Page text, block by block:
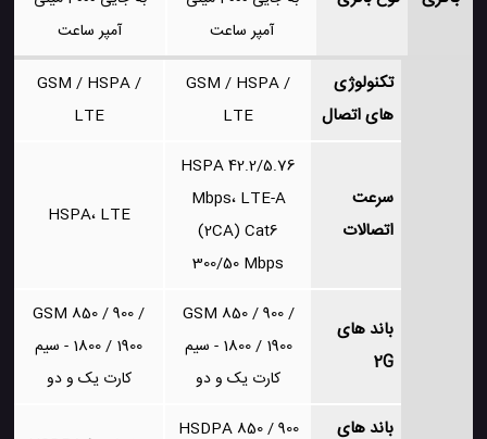
آمپر ساعت
آمپر ساعت
تکنولوژی
های اتصال
GSM / HSPA /
LTE
GSM / HSPA /
LTE
سرعت
اتصالات
HSPA 42.2/5.76
Mbps، LTE-A
(2CA) Cat6
300/50 Mbps
HSPA، LTE
باند های
2G
GSM 850 / 900 /
1800 / 1900 - سیم
کارت یک و دو
GSM 850 / 900 /
1800 / 1900 - سیم
کارت یک و دو
باند های
HSDPA 850 / 900